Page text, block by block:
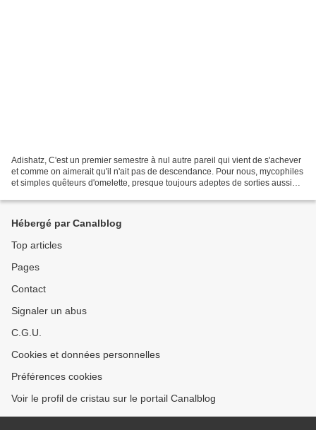
Adishatz, C'est un premier semestre à nul autre pareil qui vient de s'achever
et comme on aimerait qu'il n'ait pas de descendance. Pour nous, mycophiles
et simples quêteurs d'omelette, presque toujours adeptes de sorties aussi
Hébergé par Canalblog
Top articles
Pages
Contact
Signaler un abus
C.G.U.
Cookies et données personnelles
Préférences cookies
Voir le profil de cristau sur le portail Canalblog